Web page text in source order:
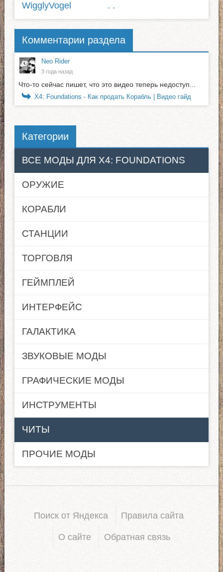
WigglyVogel . .
Комментарии раздела
Neo Rider
3 года назад
Что-то сейчас пишет, что это видео теперь недоступ...
X4: Foundations - Как продать Корабль | Видео гайд
Категории
ВСЕ МОДЫ ДЛЯ X4: FOUNDATIONS
ОРУЖИЕ
КОРАБЛИ
СТАНЦИИ
ТОРГОВЛЯ
ГЕЙМПЛЕЙ
ИНТЕРФЕЙС
ГАЛАКТИКА
ЗВУКОВЫЕ МОДЫ
ГРАФИЧЕСКИЕ МОДЫ
ИНСТРУМЕНТЫ
ЧИТЫ
ПРОЧИЕ МОДЫ
Поиск от Яндекса Правила сайта
О сайте Обратная связь